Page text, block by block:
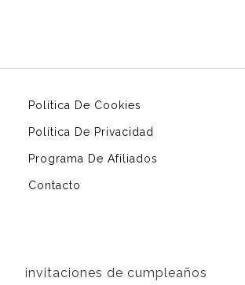
Política De Cookies
Política De Privacidad
Programa De Afiliados
Contacto
invitaciones de cumpleaños